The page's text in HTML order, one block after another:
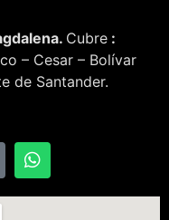
Cubre :
– Cesar – Bolívar
de Santander.